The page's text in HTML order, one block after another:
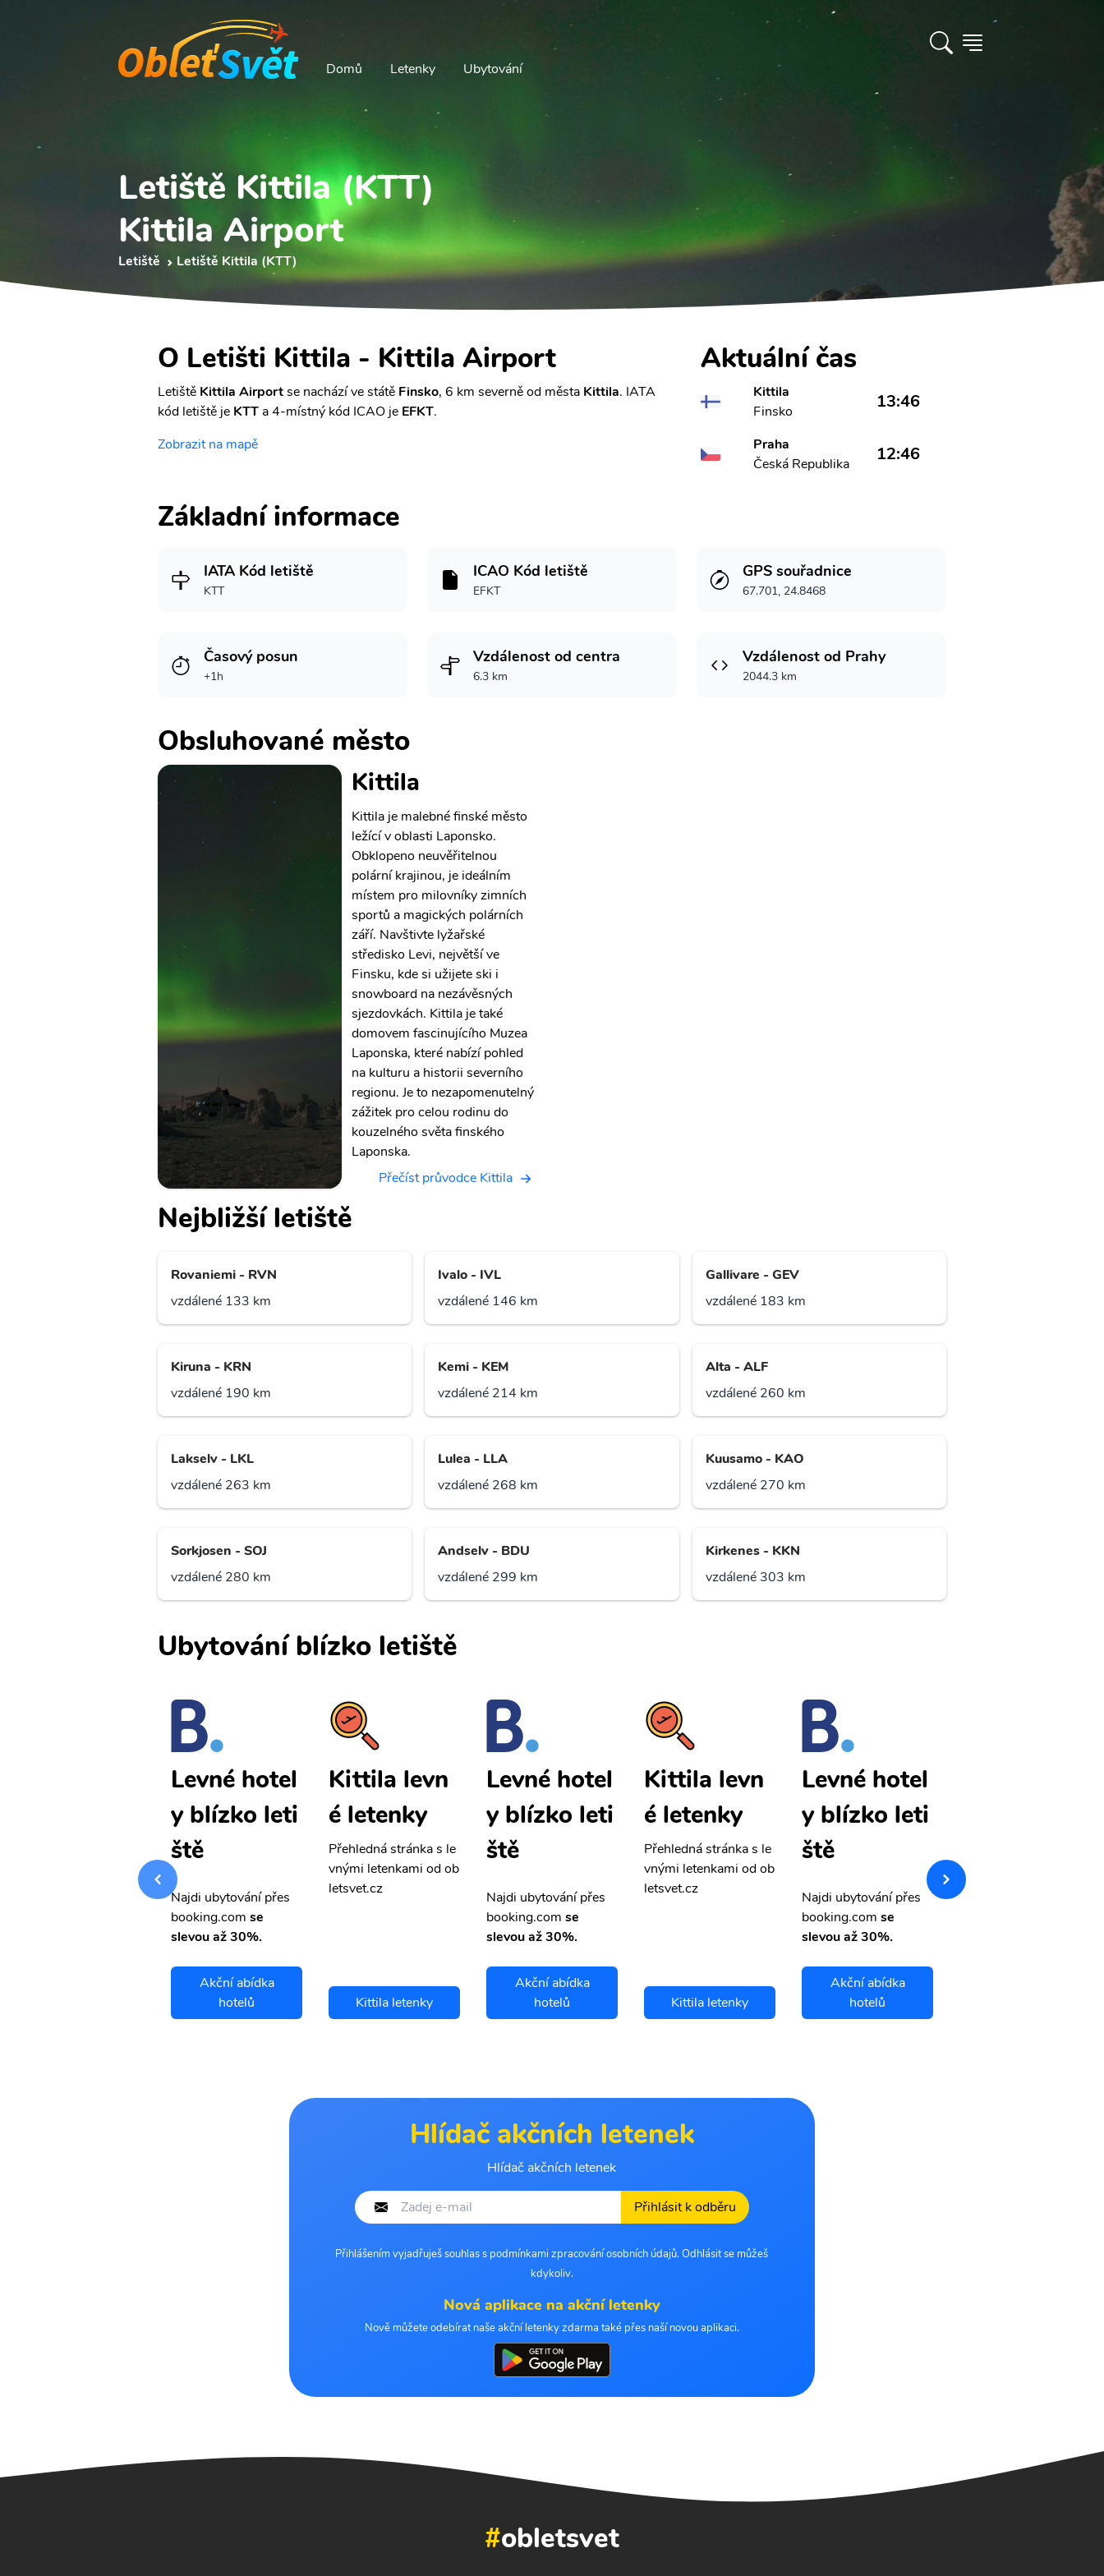
Domů Letenky Ubytování
Letiště Kittila (KTT)
Kittila Airport
Letiště Letiště Kittila (KTT)
O Letišti Kittila - Kittila Airport
Letiště Kittila Airportse nachází ve státě Finsko, 6 km severně od města Kittila. IATA
kód letiště je KTT a 4-místný kód ICAO je EFKT.
Zobrazit na mapě
Aktuální čas
Kittila
Finsko
13:46
Praha
Česká Republika
12:46
Základní informace
IATA Kód letiště
KTT
ICAO Kód letiště
EFKT
GPS souřadnice
67.701, 24.8468
Časový posun
+1h
Vzdálenost od centra
6.3 km
Vzdálenost od Prahy
2044.3 km
Obsluhované město
Kittila
Kittila je malebné finské město
ležící v oblasti Laponsko.
Obklopeno neuvěřitelnou
polární krajinou, je ideálním
místem pro milovníky zimních
sportů a magických polárních
září. Navštivte lyžařské
středisko Levi, největší ve
Finsku, kde si užijete ski i
snowboard na nezávěsných
sjezdovkách. Kittila je také
domovem fascinujícího Muzea
Laponska, které nabízí pohled
na kulturu a historii severního
regionu. Je to nezapomenutelný
zážitek pro celou rodinu do
kouzelného světa finského
Laponska.
Přečíst průvodce Kittila
Nejbližší letiště
Rovaniemi - RVN
vzdálené 133 km
Ivalo - IVL
vzdálené 146 km
Gallivare - GEV
vzdálené 183 km
Kiruna - KRN
vzdálené 190 km
Kemi - KEM
vzdálené 214 km
Alta - ALF
vzdálené 260 km
Lakselv - LKL
vzdálené 263 km
Lulea - LLA
vzdálené 268 km
Kuusamo - KAO
vzdálené 270 km
Sorkjosen - SOJ
vzdálené 280 km
Andselv - BDU
vzdálené 299 km
Kirkenes - KKN
vzdálené 303 km
Ubytování blízko letiště
vnými letenkami od ob
Levné hotel
y blízko leti
ště
Najdi ubytování přes
booking.com se
slevou až 30%.
Akční abídka
hotelů
Kittila levn
é letenky
Přehledná stránka s le
vnými letenkami od ob
letsvet.cz
Kittila letenky
Levné hotel
y blízko leti
ště
Najdi ubytování přes
booking.com se
slevou až 30%.
Akční abídka
hotelů
Kittila levn
é letenky
Přehledná stránka s le
vnými letenkami od ob
letsvet.cz
Kittila letenky
Levné hotel
y blízko leti
ště
Najdi ubytování přes
booking.com se
slevou až 30%.
Akční abídka
hotelů
vnými letenkami od ob
letsvet.cz
Hlídač akčních letenek
Hlídač akčních letenek
Přihlásit k odběru
Přihlášením vyjadřuješ souhlas s podmínkami zpracování osobních údajů. Odhlásit se můžeš
kdykoliv.
Nová aplikace na akční letenky
Nově můžete odebírat naše akční letenky zdarma také přes naší novou aplikaci.
#obletsvet